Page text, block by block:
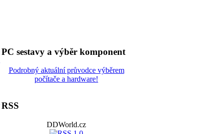
PC sestavy a výběr komponent
Podrobný aktuální průvodce výběrem
počítače a hardware!
RSS
DDWorld.cz